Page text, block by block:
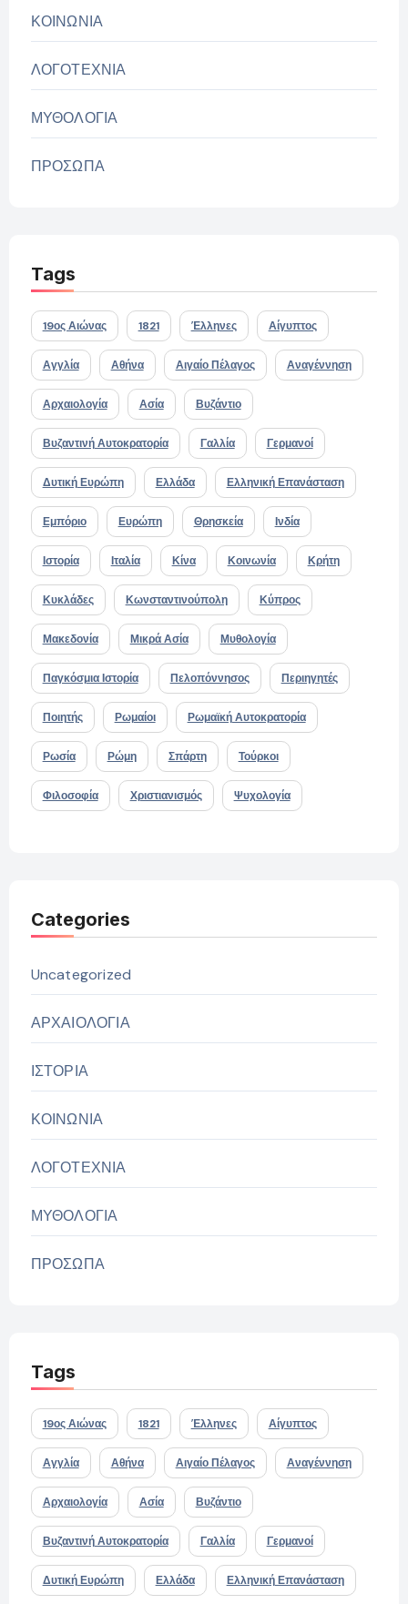
ΚΟΙΝΩΝΙΑ
ΛΟΓΟΤΕΧΝΙΑ
ΜΥΘΟΛΟΓΙΑ
ΠΡΟΣΩΠΑ
Tags
19ος Αιώνας 1821 Έλληνες Αίγυπτος
Αγγλία Αθήνα Αιγαίο Πέλαγος Αναγέννηση
Αρχαιολογία Ασία Βυζάντιο
Βυζαντινή Αυτοκρατορία Γαλλία Γερμανοί
Δυτική Ευρώπη Ελλάδα Ελληνική Επανάσταση
Εμπόριο Ευρώπη Θρησκεία Ινδία
Ιστορία Ιταλία Κίνα Κοινωνία Κρήτη
Κυκλάδες Κωνσταντινούπολη Κύπρος
Μακεδονία Μικρά Ασία Μυθολογία
Παγκόσμια Ιστορία Πελοπόννησος Περιηγητές
Ποιητής Ρωμαίοι Ρωμαϊκή Αυτοκρατορία
Ρωσία Ρώμη Σπάρτη Τούρκοι
Φιλοσοφία Χριστιανισμός Ψυχολογία
Categories
Uncategorized
ΑΡΧΑΙΟΛΟΓΙΑ
ΙΣΤΟΡΙΑ
ΚΟΙΝΩΝΙΑ
ΛΟΓΟΤΕΧΝΙΑ
ΜΥΘΟΛΟΓΙΑ
ΠΡΟΣΩΠΑ
Tags
19ος Αιώνας 1821 Έλληνες Αίγυπτος
Αγγλία Αθήνα Αιγαίο Πέλαγος Αναγέννηση
Αρχαιολογία Ασία Βυζάντιο
Βυζαντινή Αυτοκρατορία Γαλλία Γερμανοί
Δυτική Ευρώπη Ελλάδα Ελληνική Επανάσταση